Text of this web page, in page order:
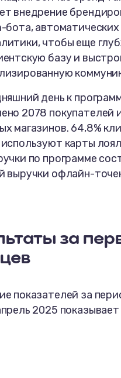
внедрение
бота, автоматических
чтобы еще
базу и
день к
2078 покупателей
магазинов. 64,8%
карты
по программе
выручки офлайн-
за
показателей за
2025